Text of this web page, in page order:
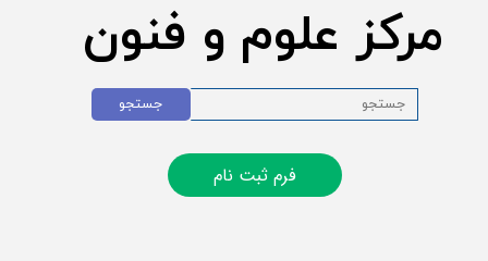
مرکز علوم و فنون
فرم ثبت نام
جستجو